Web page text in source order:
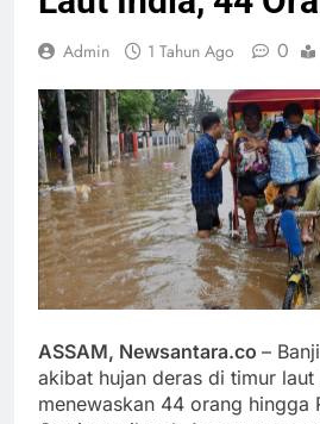
Admin 1 Tahun Ago 0
ASSAM, Newsantara.co –
akibat hujan deras di timur laut
menewaskan 44 orang hingga